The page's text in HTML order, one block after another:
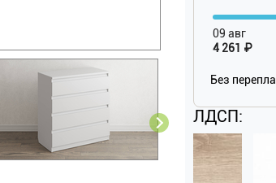
09 авг
4 261 ₽
Без
ЛДСП: